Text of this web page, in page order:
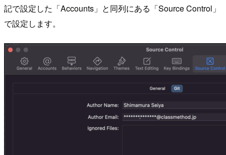
記で設定した「Accounts」と同列にある「Source Control」
で設定します。